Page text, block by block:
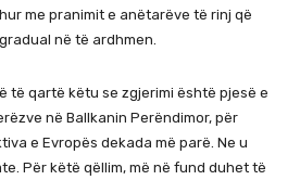
me pranimit e anëtarëve të rinj që
në të ardhmen.
të qartë këtu se zgjerimi është pjesë e
në Ballkanin Perëndimor, për
e Evropës dekada më parë. Ne u
Për këtë qëllim, më në fund duhet të